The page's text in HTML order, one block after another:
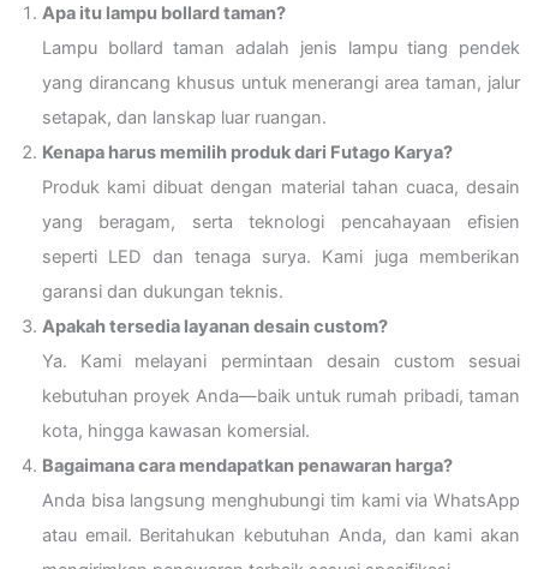
Apa itu lampu bollard taman?
Lampu bollard taman adalah jenis lampu tiang pendek
yang dirancang khusus untuk menerangi area taman, jalur
setapak, dan lanskap luar ruangan.
Kenapa harus memilih produk dari Futago Karya?
Produk kami dibuat dengan material tahan cuaca, desain
yang beragam, serta teknologi pencahayaan efisien
seperti LED dan tenaga surya. Kami juga memberikan
garansi dan dukungan teknis.
Apakah tersedia layanan desain custom?
Ya. Kami melayani permintaan desain custom sesuai
kebutuhan proyek Anda—baik untuk rumah pribadi, taman
kota, hingga kawasan komersial.
Bagaimana cara mendapatkan penawaran harga?
Anda bisa langsung menghubungi tim kami via WhatsApp
atau email. Beritahukan kebutuhan Anda, dan kami akan